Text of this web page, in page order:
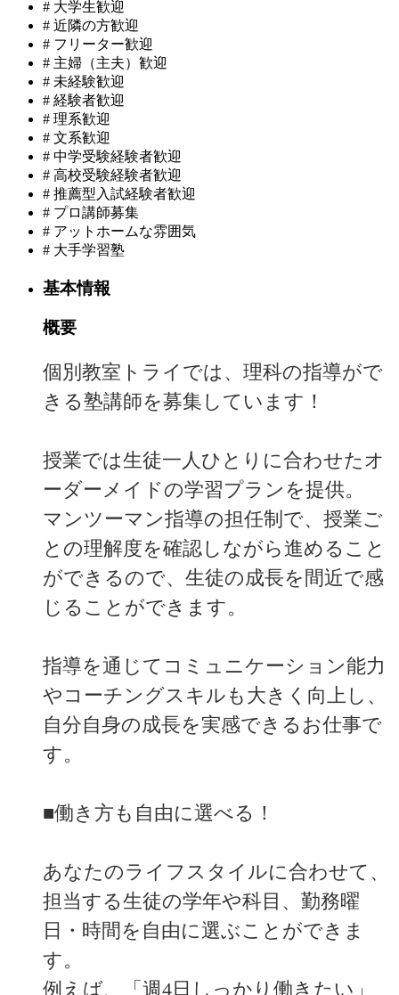
# 大学生歓迎
# 近隣の方歓迎
# フリーター歓迎
# 主婦（主夫）歓迎
# 未経験歓迎
# 経験者歓迎
# 理系歓迎
# 文系歓迎
# 中学受験経験者歓迎
# 高校受験経験者歓迎
# 推薦型入試経験者歓迎
# プロ講師募集
# アットホームな雰囲気
# 大手学習塾
基本情報
概要
個別教室トライでは、理科の指導がで
きる塾講師を募集しています！
授業では生徒一人ひとりに合わせたオ
ーダーメイドの学習プランを提供。
マンツーマン指導の担任制で、授業ご
との理解度を確認しながら進めること
ができるので、生徒の成長を間近で感
じることができます。
指導を通じてコミュニケーション能力
やコーチングスキルも大きく向上し、
自分自身の成長を実感できるお仕事で
す。
■働き方も自由に選べる！
あなたのライフスタイルに合わせて、
担当する生徒の学年や科目、勤務曜
日・時間を自由に選ぶことができま
す。
例えば、「週4日しっかり働きたい」